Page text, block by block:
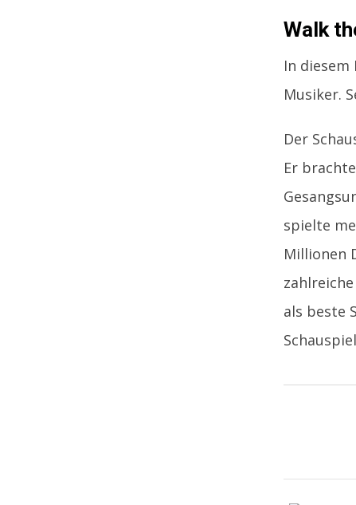
Walk
In diesem
Musiker.
Der
Er
spielte
Millionen
als beste